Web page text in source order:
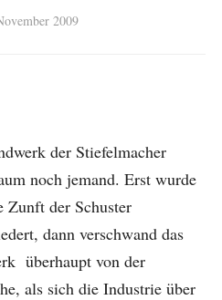
2009
der Stiefelmacher
noch jemand. Erst wurde
Zunft der Schuster
dann verschwand das
überhaupt von der
als sich die Industrie über